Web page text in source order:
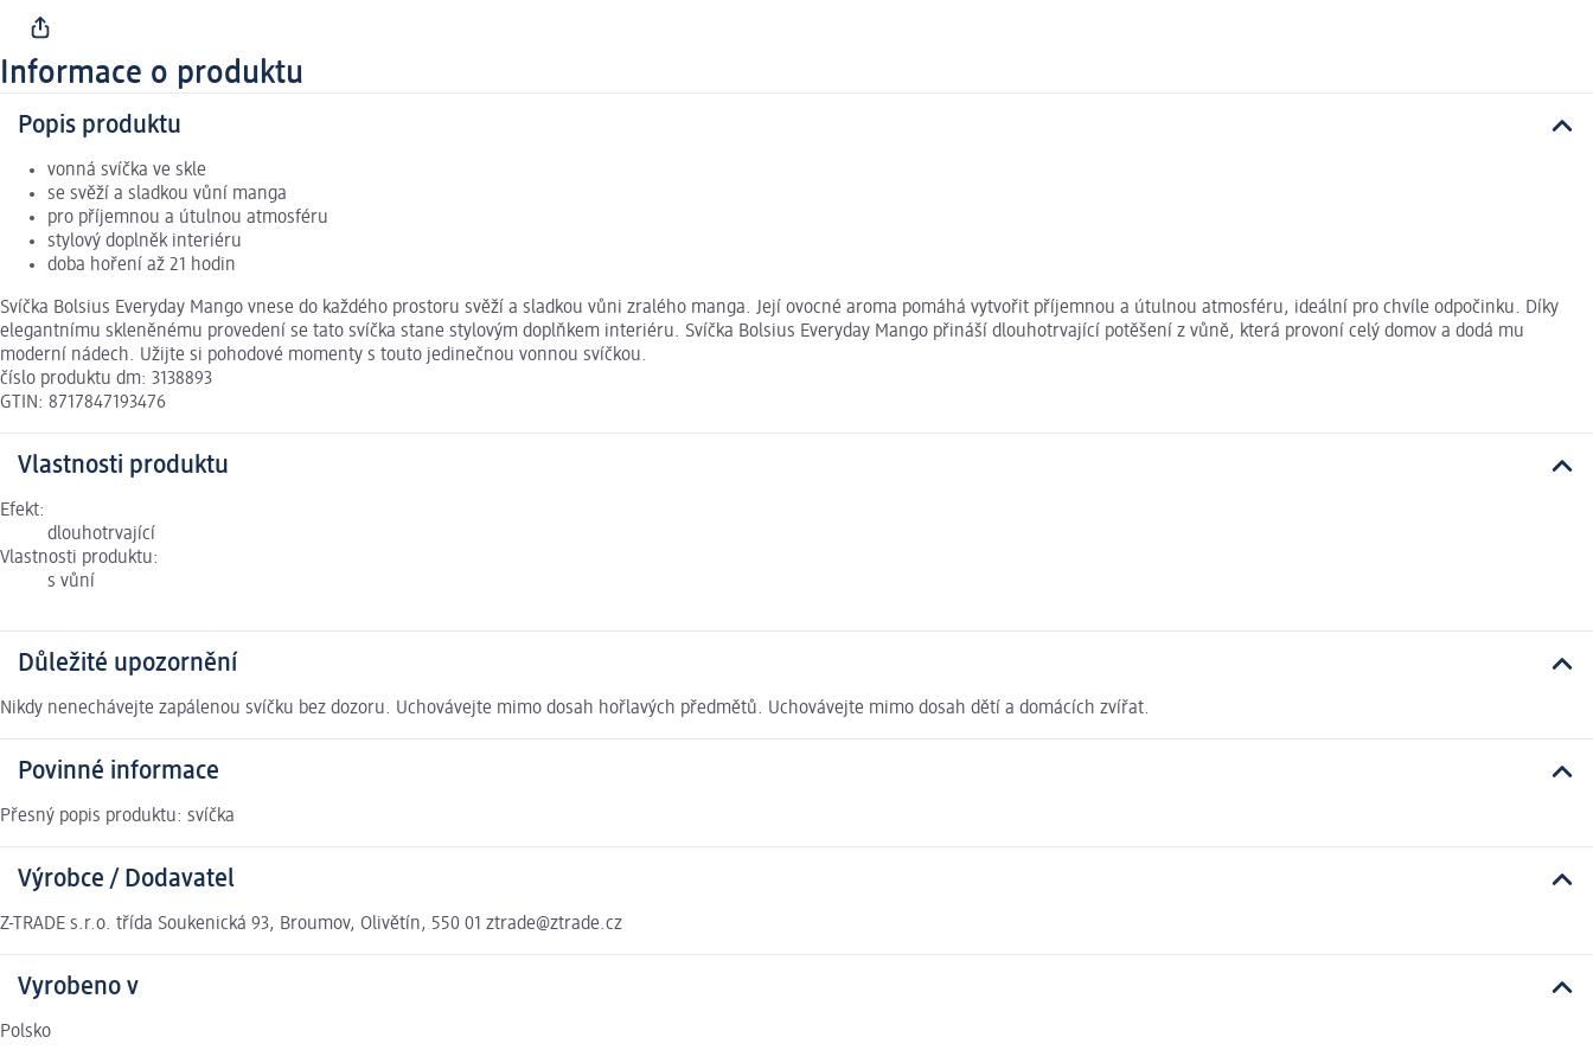
Informace o produktu
Popis produktu
vonná svíčka ve skle
se svěží a sladkou vůní manga
pro příjemnou a útulnou atmosféru
stylový doplněk interiéru
doba hoření až 21 hodin
Svíčka Bolsius Everyday Mango vnese do každého prostoru svěží a sladkou vůni zralého manga. Její ovocné aroma pomáhá vytvořit příjemnou a útulnou atmosféru, ideální pro chvíle odpočinku. Díky
elegantnímu skleněnému provedení se tato svíčka stane stylovým doplňkem interiéru. Svíčka Bolsius Everyday Mango přináší dlouhotrvající potěšení z vůně, která provoní celý domov a dodá mu
moderní nádech. Užijte si pohodové momenty s touto jedinečnou vonnou svíčkou.
číslo produktu dm: 3138893
GTIN: 8717847193476
Vlastnosti produktu
Efekt:
dlouhotrvající
Vlastnosti produktu:
s vůní
Důležité upozornění
Nikdy nenechávejte zapálenou svíčku bez dozoru. Uchovávejte mimo dosah hořlavých předmětů. Uchovávejte mimo dosah dětí a domácích zvířat.
Povinné informace
Přesný popis produktu: svíčka
Výrobce / Dodavatel
Z-TRADE s.r.o. třída Soukenická 93, Broumov, Olivětín, 550 01 ztrade@ztrade.cz
Vyrobeno v
Polsko